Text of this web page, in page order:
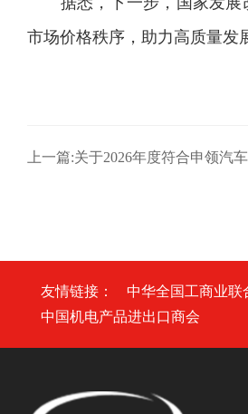
市场价格秩序，助力高质量发
友情链接： 中华全国工商业联
中国机电产品进出口商会